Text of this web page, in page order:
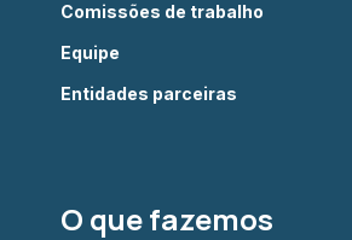
Comissões de trabalho
Equipe
Entidades parceiras
O que fazemos